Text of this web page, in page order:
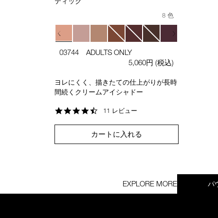
8 色
03744 ADULTS ONLY
5,060円 (税込)
ヨレにくく、描きたての仕上がりが長時
間続くクリームアイシャドー
4.5
rating
11 レビュー
カートに入れる
EXPLORE MORE パ